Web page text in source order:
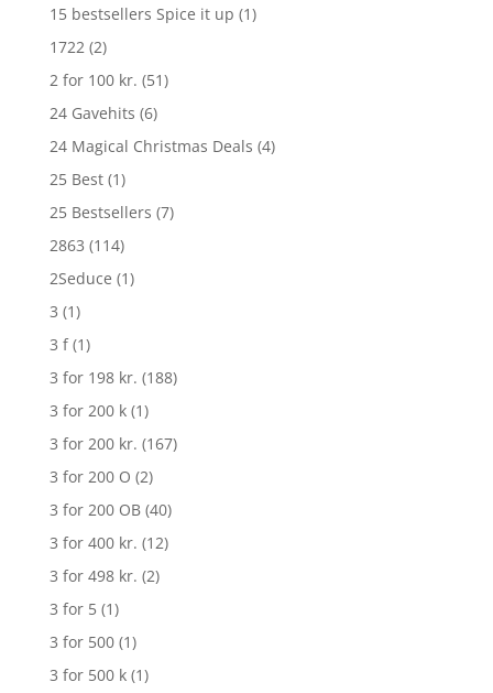
15 bestsellers Spice it up (1)
1722 (2)
2 for 100 kr. (51)
24 Gavehits (6)
24 Magical Christmas Deals (4)
25 Best (1)
25 Bestsellers (7)
2863 (114)
2Seduce (1)
3 (1)
3 f (1)
3 for 198 kr. (188)
3 for 200 k (1)
3 for 200 kr. (167)
3 for 200 O (2)
3 for 200 OB (40)
3 for 400 kr. (12)
3 for 498 kr. (2)
3 for 5 (1)
3 for 500 (1)
3 for 500 k (1)